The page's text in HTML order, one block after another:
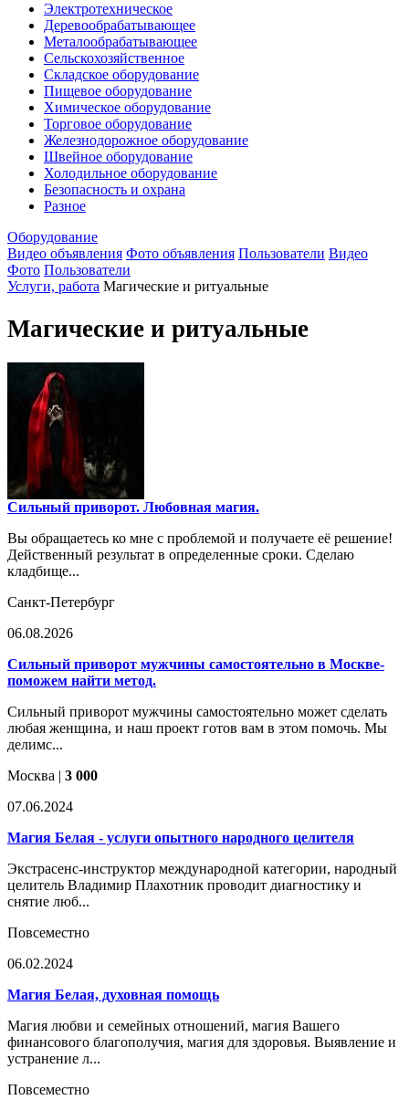
Электротехническое
Деревообрабатывающее
Металообрабатывающее
Сельскохозяйственное
Cкладское оборудование
Пищевое оборудование
Химическое оборудование
Торговое оборудование
Железнодорожное оборудование
Швейное оборудование
Холодильное оборудование
Безопасность и охрана
Разное
Оборудование
Видео объявления Фото объявления Пользователи Видео
Фото Пользователи
Услуги, работа Магические и ритуальные
Магические и ритуальные
Сильный приворот. Любовная магия.
Вы обращаетесь ко мне с проблемой и получаете её решение!
Действенный результат в определенные сроки. Сделаю
кладбище...
Санкт-Петербург
06.08.2026
Сильный приворот мужчины самостоятельно в Москве-
поможем найти метод.
Сильный приворот мужчины самостоятельно может сделать
любая женщина, и наш проект готов вам в этом помочь. Мы
делимс...
Москва | 3 000
07.06.2024
Магия Белая - услуги опытного народного целителя
Экстрасенс-инструктор международной категории, народный
целитель Владимир Плахотник проводит диагностику и
снятие люб...
Повсеместно
06.02.2024
Магия Белая, духовная помощь
Магия любви и семейных отношений, магия Вашего
финансового благополучия, магия для здоровья. Выявление и
устранение л...
Повсеместно